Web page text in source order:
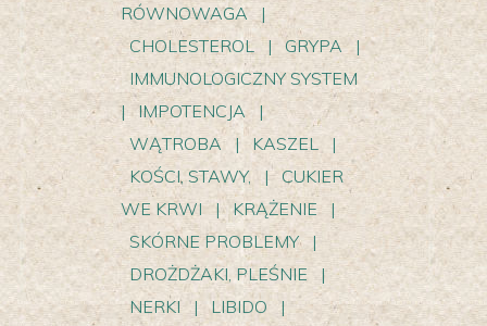
RÓWNOWAGA |
CHOLESTEROL
| GRYPA
|
IMMUNOLOGICZNY SYSTEM
|
IMPOTENCJA
|
WĄTROBA
| KASZEL
|
KOŚCI, STAWY,
|
CUKIER
WE KRWI
| KRĄŻENIE
|
SKÓRNE PROBLEMY
|
DROŻDŻAKI, PLEŚNIE
|
NERKI
| LIBIDO
|